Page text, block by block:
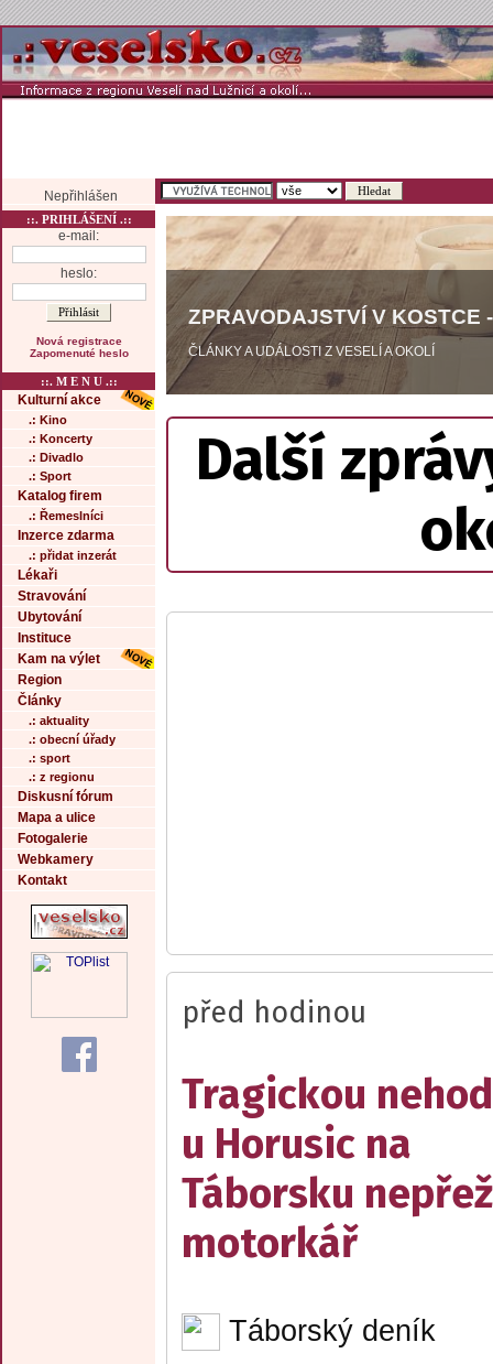
Nepřihlášen
::. PRIHLÁŠENÍ .::
e-mail:
heslo:
Nová registrace
Zapomenuté heslo
::. M E N U .::
Kulturní akce
.: Kino
.: Koncerty
.: Divadlo
.: Sport
Katalog firem
.: Řemeslníci
Inzerce zdarma
.: přidat inzerát
Lékaři
Stravování
Ubytování
Instituce
Kam na výlet
Region
Články
.: aktuality
.: obecní úřady
.: sport
.: z regionu
Diskusní fórum
Mapa a ulice
Fotogalerie
Webkamery
Kontakt
ZPRAVODAJSTVÍ V KOSTCE
ČLÁNKY A UDÁLOSTI Z VESELÍ A OKOLÍ
Další
před hodinou
Tragickou
u Horusic na
Táborsku
motorkář
Táborský deník